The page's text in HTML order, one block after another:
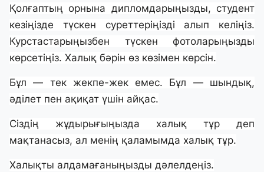
Қолғаптың орнына дипломдарыңызды, студент
кезіңізде түскен суреттеріңізді алып келіңіз.
Курстастарыңызбен түскен фотоларыңызды
көрсетіңіз. Халық бәрін өз көзімен көрсін.
Бұл — тек жекпе-жек емес. Бұл — шындық,
әділет пен ақиқат үшін айқас.
Сіздің жұдырығыңызда халық тұр деп
мақтанасыз, ал менің қаламымда халық тұр.
Халықты алдамағаныңызды дәлелдеңіз.